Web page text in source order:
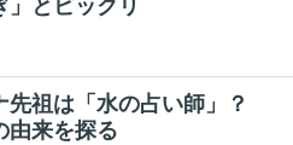
」とビックリ
先祖は「水の占い師」？
由来を探る